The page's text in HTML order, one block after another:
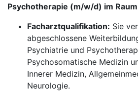
Psychotherapie (m/w/d) im
Facharztqualifikation: Sie
abgeschlossene
Psychiatrie und
Psychosomatische Medizin
Innerer Medizin,
Neurologie.